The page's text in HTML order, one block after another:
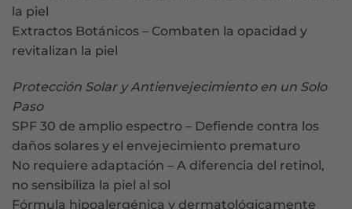
la piel
Extractos Botánicos – Combaten la opacidad y
revitalizan la piel
Protección Solar y Antienvejecimiento en un Solo
Paso
SPF 30 de amplio espectro – Defiende contra los
daños solares y el envejecimiento prematuro
No requiere adaptación – A diferencia del retinol,
no sensibiliza la piel al sol
Fórmula hipoalergénica y dermatológicamente